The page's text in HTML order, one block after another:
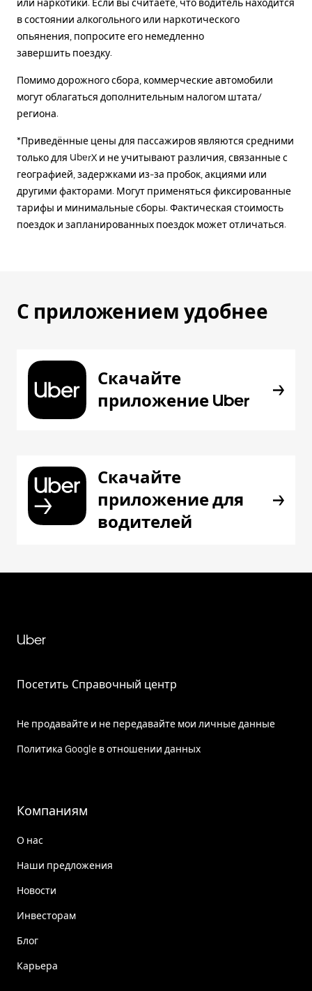
или наркотики. Если вы считаете, что водитель находится
в состоянии алкогольного или наркотического
опьянения, попросите его немедленно
завершить поездку.
Помимо дорожного сбора, коммерческие автомобили
могут облагаться дополнительным налогом штата/
региона.
*Приведённые цены для пассажиров являются средними
только для UberX и не учитывают различия, связанные с
географией, задержками из-за пробок, акциями или
другими факторами. Могут применяться фиксированные
тарифы и минимальные сборы. Фактическая стоимость
поездок и запланированных поездок может отличаться.
С приложением удобнее
Скачайте
приложение Uber
Скачайте
приложение для
водителей
Uber
Посетить Справочный центр
Не продавайте и не передавайте мои личные данные
Политика Google в отношении данных
Компаниям
О нас
Наши предложения
Новости
Инвесторам
Блог
Карьера